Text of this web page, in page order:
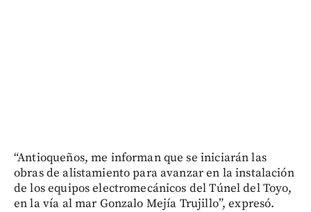
“Antioqueños, me informan que se iniciarán las
obras de alistamiento para avanzar en la instalación
de los equipos electromecánicos del Túnel del Toyo,
en la vía al mar Gonzalo Mejía Trujillo”, expresó.